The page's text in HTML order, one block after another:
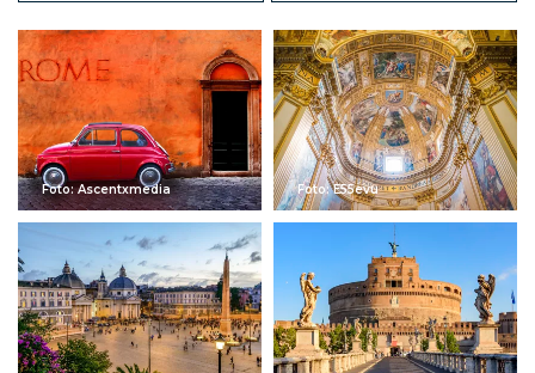
Foto: Ascentxmedia Foto: E55evu